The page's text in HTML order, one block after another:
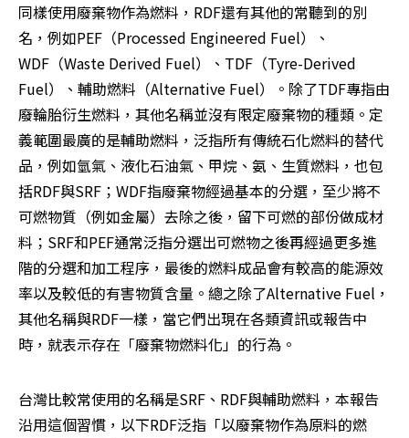
同樣使用廢棄物作為燃料，RDF還有其他的常聽到的別
名，例如PEF（Processed Engineered Fuel）、
WDF（Waste Derived Fuel）、TDF（Tyre-Derived
Fuel）、輔助燃料（Alternative Fuel）。除了TDF專指由
廢輪胎衍生燃料，其他名稱並沒有限定廢棄物的種類。定
義範圍最廣的是輔助燃料，泛指所有傳統石化燃料的替代
品，例如氫氣、液化石油氣、甲烷、氨、生質燃料，也包
括RDF與SRF；WDF指廢棄物經過基本的分選，至少將不
可燃物質（例如金屬）去除之後，留下可燃的部份做成材
料；SRF和PEF通常泛指分選出可燃物之後再經過更多進
階的分選和加工程序，最後的燃料成品會有較高的能源效
率以及較低的有害物質含量。總之除了Alternative Fuel，
其他名稱與RDF一樣，當它們出現在各類資訊或報告中
時，就表示存在「廢棄物燃料化」的行為。
台灣比較常使用的名稱是SRF、RDF與輔助燃料，本報告
沿用這個習慣，以下RDF泛指「以廢棄物作為原料的燃